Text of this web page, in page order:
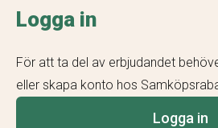
Logga in
För att ta del av erbjudandet
eller skapa konto hos
Logga in